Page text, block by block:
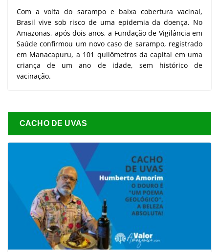
Com a volta do sarampo e baixa cobertura vacinal,
Brasil vive sob risco de uma epidemia da doença. No
Amazonas, após dois anos, a Fundação de Vigilância em
Saúde confirmou um novo caso de sarampo, registrado
em Manacapuru, a 101 quilômetros da capital em uma
criança de um ano de idade, sem histórico de
vacinação.
CACHO DE UVAS